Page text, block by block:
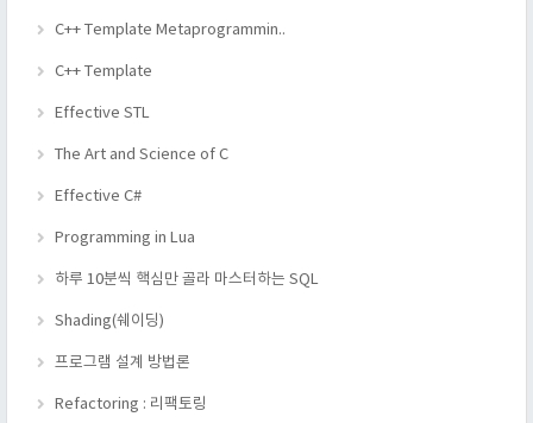
C++ Template Metaprogrammin..
C++ Template
Effective STL
The Art and Science of C
Effective C#
Programming in Lua
하루 10분씩 핵심만 골라 마스터하는 SQL
Shading(쉐이딩)
프로그램 설계 방법론
Refactoring : 리팩토링